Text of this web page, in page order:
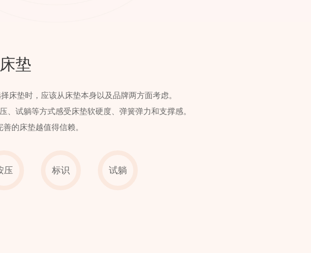
垫
床垫时，应该从床垫本身以及品牌两方面考虑。
试躺等方式感受床垫软硬度、弹簧弹力和支撑感。
的床垫越值得信赖。
压 标识 试躺